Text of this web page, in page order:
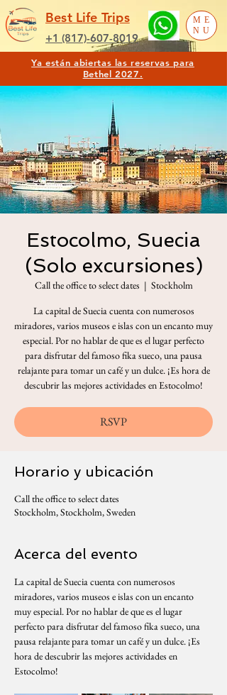
ME
NU
Best Life Trips
Ya están abiertas las reservas para
Bethel 2027.
+1 (817)-607-8019
Estocolmo, Suecia
(Solo excursiones)
Call the office to select dates
  |
Stockholm
La capital de Suecia cuenta con numerosos
miradores, varios museos e islas con un encanto muy
especial. Por no hablar de que es el lugar perfecto
para disfrutar del famoso fika sueco, una pausa
relajante para tomar un café y un dulce. ¡Es hora de
descubrir las mejores actividades en Estocolmo!
RSVP
Horario y ubicación
Call the office to select dates
Stockholm, Stockholm, Sweden
Acerca del evento
La capital de Suecia cuenta con numerosos
miradores, varios museos e islas con un encanto
muy especial. Por no hablar de que es el lugar
perfecto para disfrutar del famoso fika sueco, una
pausa relajante para tomar un café y un dulce. ¡Es
hora de descubrir las mejores actividades en
Estocolmo!